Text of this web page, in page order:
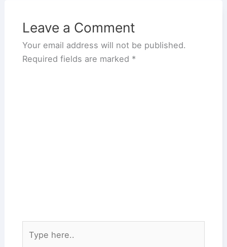
Leave a Comment
Your email address will not be published.
Required fields are marked *
here..